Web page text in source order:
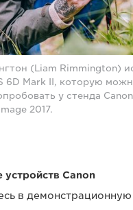
(Liam Rimmington)
6D Mark II, которую
у стенда
2017.
устройств Canon
в демонстрационную